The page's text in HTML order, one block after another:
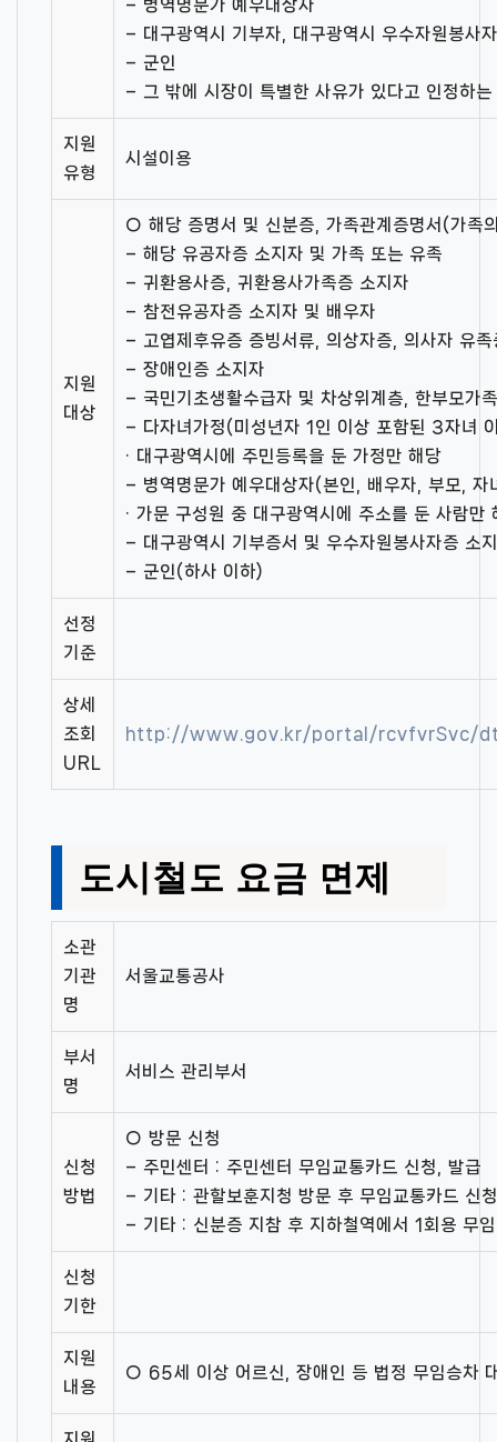
– 병역명문가 예우대상자
– 대구광역시 기부자, 대구광역시 우수자원봉사자
– 군인
– 그 밖에 시장이 특별한 사유가 있다고 인정하는
지원
유형
시설이용
지원
대상
○ 해당 증명서 및 신분증, 가족관계증명서(가족
– 해당 유공자증 소지자 및 가족 또는 유족
– 귀환용사증, 귀환용사가족증 소지자
– 참전유공자증 소지자 및 배우자
– 고엽제후유증 증빙서류, 의상자증, 의사자 유족
– 장애인증 소지자
– 국민기초생활수급자 및 차상위계층, 한부모가족
– 다자녀가정(미성년자 1인 이상 포함된 3자녀
· 대구광역시에 주민등록을 둔 가정만 해당
– 병역명문가 예우대상자(본인, 배우자, 부모, 자
· 가문 구성원 중 대구광역시에 주소를 둔 사람만
– 대구광역시 기부증서 및 우수자원봉사자증 소
– 군인(하사 이하)
선정
기준
상세
조회
URL
http://www.gov.kr/portal/rcvfvrSvc/
도시철도 요금 면제
소관
기관
명
서울교통공사
부서
명
서비스 관리부서
신청
방법
○ 방문 신청
– 주민센터 : 주민센터 무임교통카드 신청, 발급
– 기타 : 관할보훈지청 방문 후 무임교통카드 신
– 기타 : 신분증 지참 후 지하철역에서 1회용 무
신청
기한
지원
내용
○ 65세 이상 어르신, 장애인 등 법정 무임승차